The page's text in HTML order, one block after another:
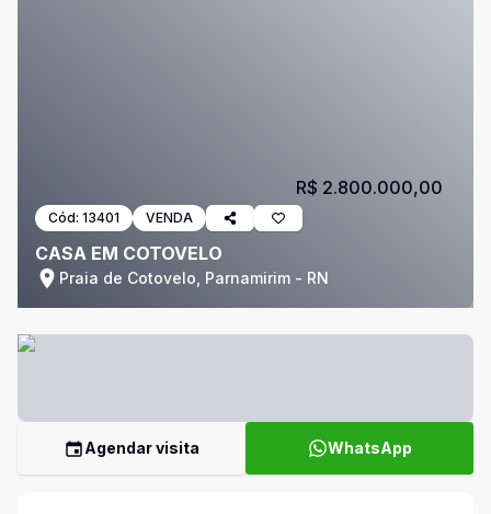
Cód: 13401 VENDA
CASA EM COTOVELO
Praia de Cotovelo, Parnamirim - RN
R$ 2.800.000,00
Agendar visita WhatsApp